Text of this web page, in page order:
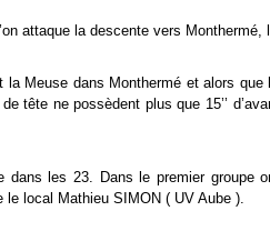
attaque la descente vers Monthermé,
la Meuse dans Monthermé et alors
tête ne possèdent plus que 15’’
dans les 23. Dans le premier groupe
le local Mathieu SIMON ( UV Aube ).